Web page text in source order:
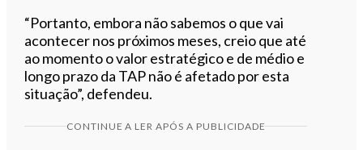
“Portanto, embora não sabemos o que vai
acontecer nos próximos meses, creio que até
ao momento o valor estratégico e de médio e
longo prazo da TAP não é afetado por esta
situação”, defendeu.
CONTINUE A LER APÓS A PUBLICIDADE